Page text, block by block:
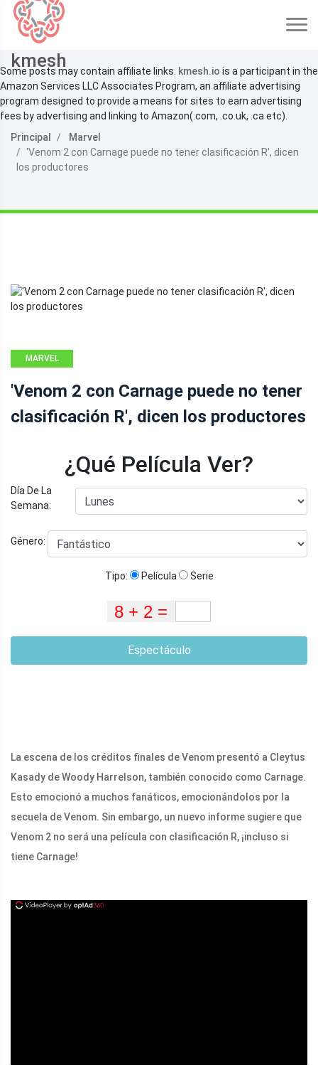
kmesh
Some posts may contain affiliate links. kmesh.io is a participant in the
Amazon Services LLC Associates Program, an affiliate advertising
program designed to provide a means for sites to earn advertising
fees by advertising and linking to Amazon(.com, .co.uk, .ca etc).
Principal
Marvel
'Venom 2 con Carnage puede no tener clasificación R', dicen
los productores
MARVEL
'Venom 2 con Carnage puede no tener
clasificación R', dicen los productores
¿Qué Película Ver?
Día De La
Semana:
Género:
Tipo: Película Serie
Espectáculo
La escena de los créditos finales de Venom presentó a Cleytus
Kasady de Woody Harrelson, también conocido como Carnage.
Esto emocionó a muchos fanáticos, emocionándolos por la
secuela de Venom. Sin embargo, un nuevo informe sugiere que
Venom 2 no será una película con clasificación R, ¡incluso si
tiene Carnage!